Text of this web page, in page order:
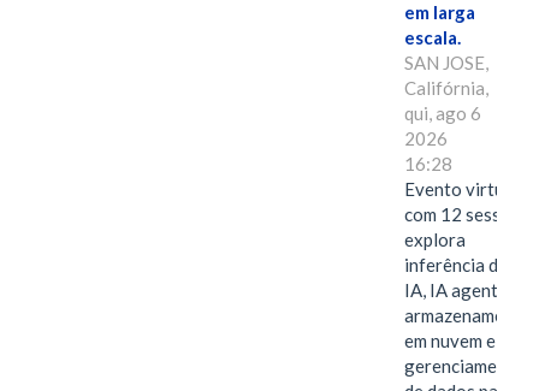
em larga
escala.
SAN JOSE,
Califórnia,
qui, ago 6
2026
16:28
Evento virtual
com 12 sessões
explora
inferência de
IA, IA agentiva,
armazenamento
em nuvem e
gerenciamento